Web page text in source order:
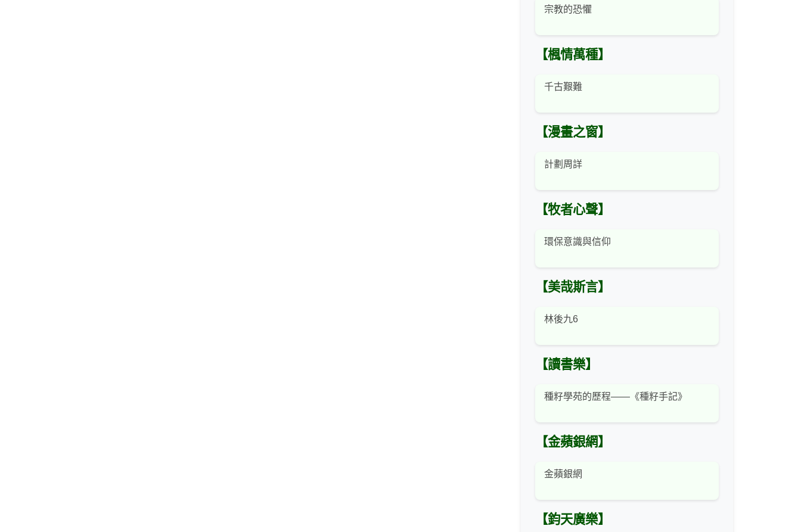
宗教的恐懼
【楓情萬種】
千古艱難
【漫畫之窗】
計劃周詳
【牧者心聲】
環保意識與信仰
【美哉斯言】
林後九6
【讀書樂】
種籽學苑的歷程——《種籽手記》
【金蘋銀網】
金蘋銀網
【鈞天廣樂】